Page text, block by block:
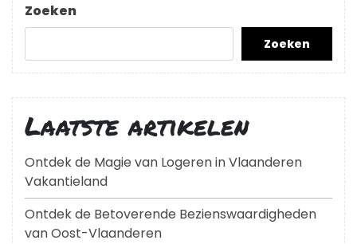
Zoeken
Zoeken
Laatste artikelen
Ontdek de Magie van Logeren in Vlaanderen
Vakantieland
Ontdek de Betoverende Bezienswaardigheden
van Oost-Vlaanderen